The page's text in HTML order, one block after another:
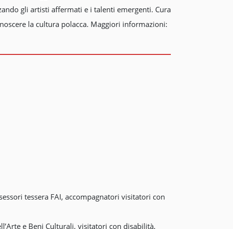
gli artisti affermati e i talenti emergenti. Cura
la cultura polacca. Maggiori informazioni:
tessera FAI, accompagnatori visitatori con
e Beni Culturali, visitatori con disabilità,